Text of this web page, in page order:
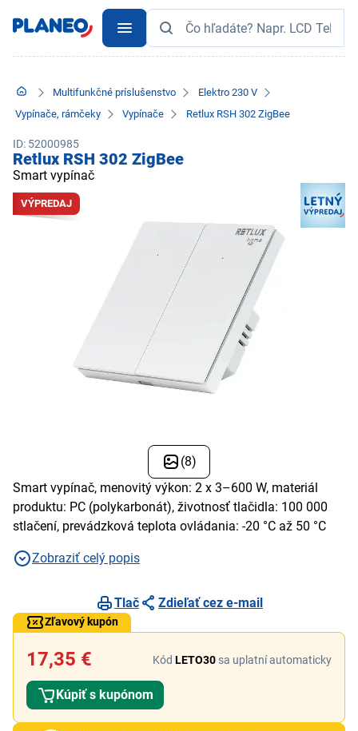
Multifunkčné príslušenstvo
Elektro 230 V
Vypínače, rámčeky
Vypínače Retlux RSH 302 ZigBee
ID: 52000985
Retlux RSH 302 ZigBee
Smart vypínač
VÝPREDAJ
(8)
Smart vypínač, menovitý výkon: 2 x 3–600 W, materiál
produktu: PC (polykarbonát), životnosť tlačidla: 100 000
stlačení, prevádzková teplota ovládania: -20 °C až 50 °C
Zobraziť celý popis
Tlač Zdieľať cez e-mail
Zľavový kupón
17,35 € Kód LETO30 sa uplatní automaticky
Kúpiť s kupónom